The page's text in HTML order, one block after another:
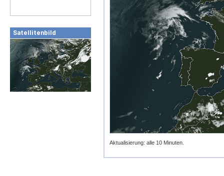
Satellitenbild
Aktualisierung: alle 10 Minuten.